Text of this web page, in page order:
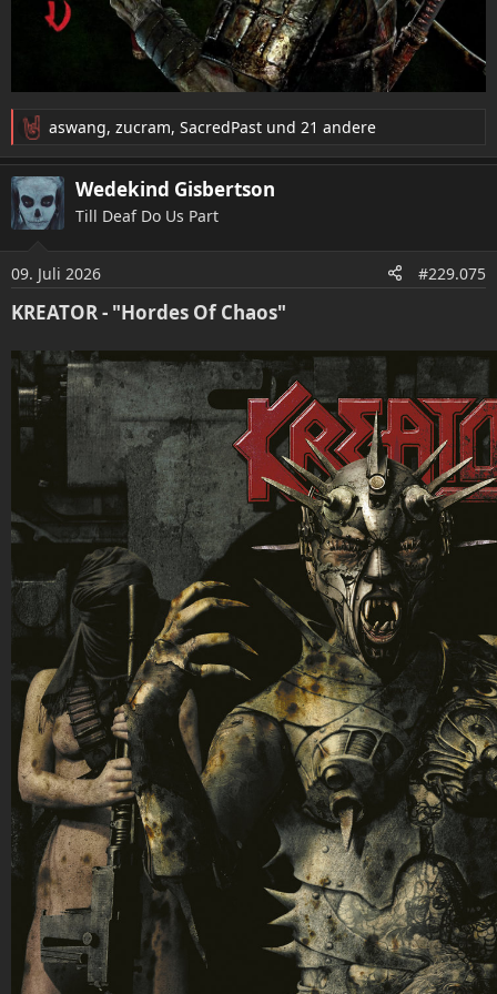
R
e
a
k
t
n
e
n
:
aswang, zucram, SacredPast und 21 andere
Wedekind Gisbertson
Till Deaf Do Us Part
09. Juli 2026 #229.075
KREATOR - "Hordes Of Chaos"